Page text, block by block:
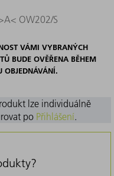
OW202/S
VÁMI VYBRANÝCH
BUDE OVĚŘENA BĚHEM
OBJEDNÁVÁNÍ.
lze individuálně
po Přihlášení.